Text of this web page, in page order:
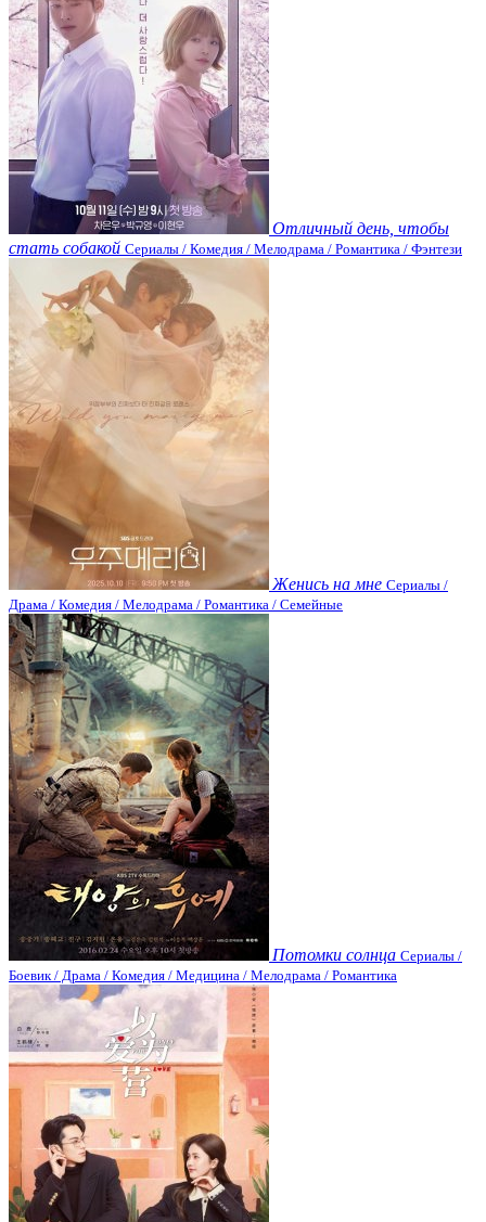
Отличный день, чтобы
стать собакой Сериалы / Комедия / Мелодрама / Романтика / Фэнтези
Женись на мне Сериалы /
Драма / Комедия / Мелодрама / Романтика / Семейные
Потомки солнца Сериалы /
Боевик / Драма / Комедия / Медицина / Мелодрама / Романтика